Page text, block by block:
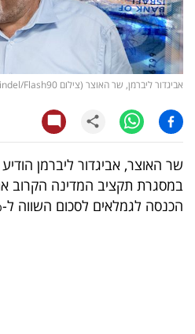
עסקית
קריפטו
ויראלי
טלוויזיה
עסקי
ספורט
אביגדור ליברמן, שר האוצר (צילום Yonatan Sindel/Flash90)
שר האוצר, אביגדור ליברמן
במסגרת תקציב המדינה
הכנסה לגמלאים לסכום השווה ל-70% משכר המינימום.